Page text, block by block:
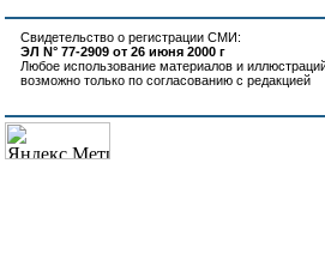
Свидетельство о регистрации СМИ:
ЭЛ N° 77-2909 от 26 июня 2000 г
Любое использование материалов и
возможно только по согласованию с редакцией